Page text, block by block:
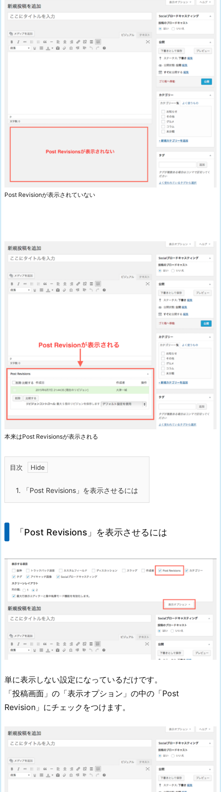
Post Revisionが表示されていない
本来はPost Revisionsが表示される
目次
1. 「Post Revisions」を表示させるには
「Post Revisions」を表示させるには
単に表示しない設定になっているだけです。
「投稿画面」の「表示オプション」の中の「Post
Revision」にチェックをつけます。